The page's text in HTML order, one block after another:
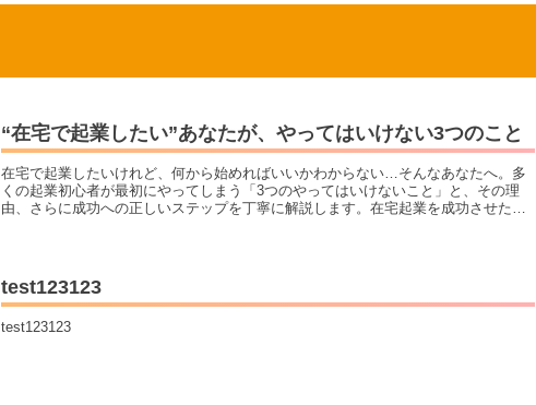
“在宅で起業したい”あなたが、やってはいけない3つのこと
在宅で起業したいけれど、何から始めればいいかわからない…そんなあなたへ。多
くの起業初心者が最初にやってしまう「3つのやってはいけないこと」と、その理
由、さらに成功への正しいステップを丁寧に解説します。在宅起業を成功させたい
test123123
test123123